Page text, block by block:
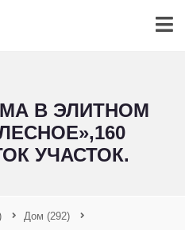
В ЭЛИТНОМ
УЧАСТОК.
Дом (292)